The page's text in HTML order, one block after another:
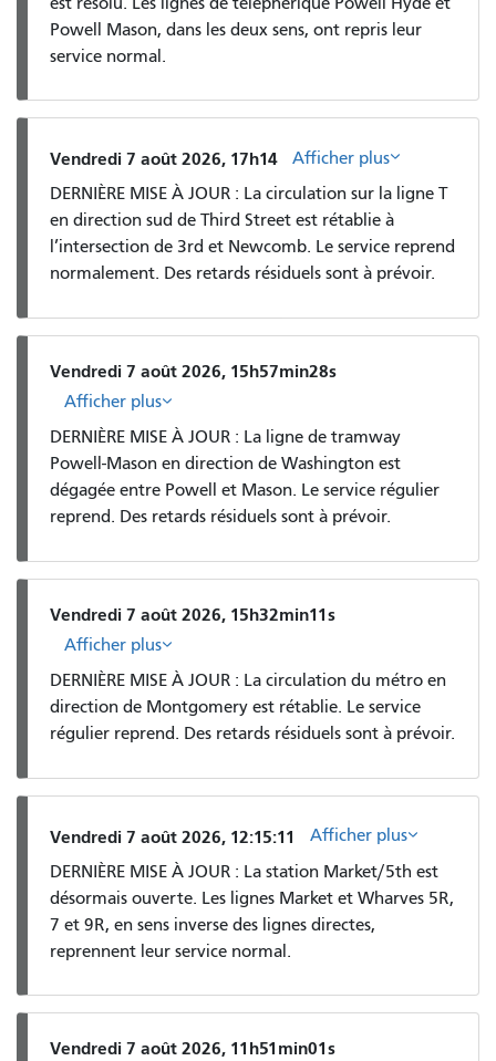
Powell Mason, dans les deux sens, ont repris leur
service normal.
Vendredi 7 août 2026, 17h14
Afficher plus
DERNIÈRE MISE À JOUR : La circulation sur la ligne T
en direction sud de Third Street est rétablie à
l’intersection de 3rd et Newcomb. Le service reprend
normalement. Des retards résiduels sont à prévoir.
Vendredi 7 août 2026, 15h57min28s
Afficher plus
DERNIÈRE MISE À JOUR : La ligne de tramway
Powell-Mason en direction de Washington est
dégagée entre Powell et Mason. Le service régulier
reprend. Des retards résiduels sont à prévoir.
Vendredi 7 août 2026, 15h32min11s
Afficher plus
DERNIÈRE MISE À JOUR : La circulation du métro en
direction de Montgomery est rétablie. Le service
régulier reprend. Des retards résiduels sont à prévoir.
Vendredi 7 août 2026, 12:15:11
Afficher plus
DERNIÈRE MISE À JOUR : La station Market/5th est
désormais ouverte. Les lignes Market et Wharves 5R,
7 et 9R, en sens inverse des lignes directes,
reprennent leur service normal.
Vendredi 7 août 2026, 11h51min01s